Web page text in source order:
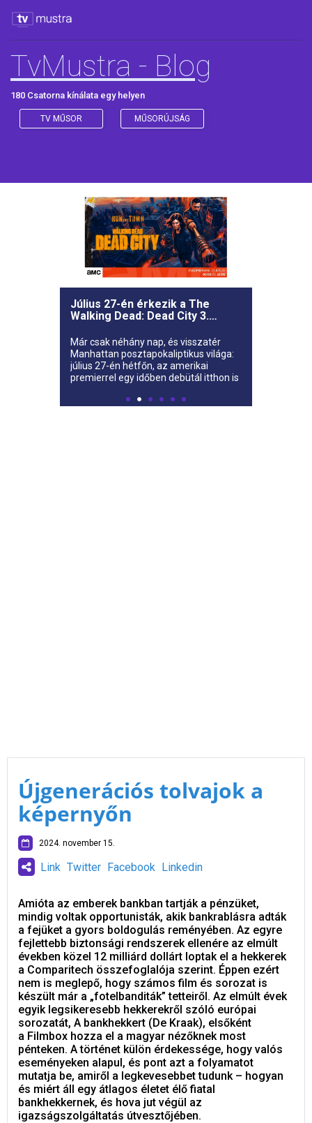
TvMustra - Blog
180 Csatorna kínálata egy helyen
TV MŰSOR MŰSORÚJSÁG
Július 27-én érkezik a The
Walking Dead: Dead City 3.
Már csak néhány nap, és visszatér
Manhattan posztapokaliptikus világa:
július 27-én hétfőn, az amerikai
premierrel egy időben debütál itthon is
City harmadik évada.
Újgenerációs tolvajok a
képernyőn
2024. november 15.
Link Twitter Facebook Linkedin
Amióta az emberek bankban tartják a pénzüket,
mindig voltak opportunisták, akik bankrablásra adták
a fejüket a gyors boldogulás reményében. Az egyre
fejlettebb biztonsági rendszerek ellenére az elmúlt
években közel 12 milliárd dollárt loptak el a hekkerek
a Comparitech összefoglalója szerint. Éppen ezért
nem is meglepő, hogy számos film és sorozat is
készült már a „fotelbanditák” tetteiről. Az elmúlt évek
egyik legsikeresebb hekkerekről szóló európai
sorozatát, A bankhekkert (De Kraak), elsőként
a Filmbox hozza el a magyar nézőknek most
pénteken. A történet külön érdekessége, hogy valós
eseményeken alapul, és pont azt a folyamatot
mutatja be, amiről a legkevesebbet tudunk – hogyan
és miért áll egy átlagos életet élő fiatal
bankhekkernek, és hova jut végül az
igazságszolgáltatás útvesztőjében.